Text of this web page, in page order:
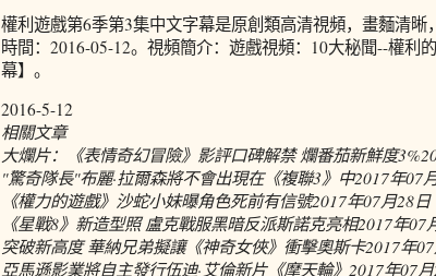
權利遊戲第6季第3集中文字幕是原創類高清視頻，畫麵清晰
時間：2016-05-12。視頻簡介：遊戲視頻：10大秘聞--權利
幕】。
2016-5-12
相關文章
大爛片：《表情奇幻冒險》影評口碑解禁 爛番茄新鮮度3%
"驚奇隊長"布麗·拉爾森將不會出現在《複聯3》中2017年07
《權力的遊戲》沙蛇小妹曝角色死前有信號2017年07月28日
《星戰8》新造型照 盧克戰服黑暗反派斯諾克亮相2017年07
突破新高度 華納兄弟擬讓《神奇女俠》衝擊奧斯卡2017年
亞馬遜影業將自主發行伍迪·艾倫新片《摩天輪》 2017年07